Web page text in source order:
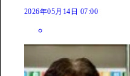
2026年05月14日 07:00